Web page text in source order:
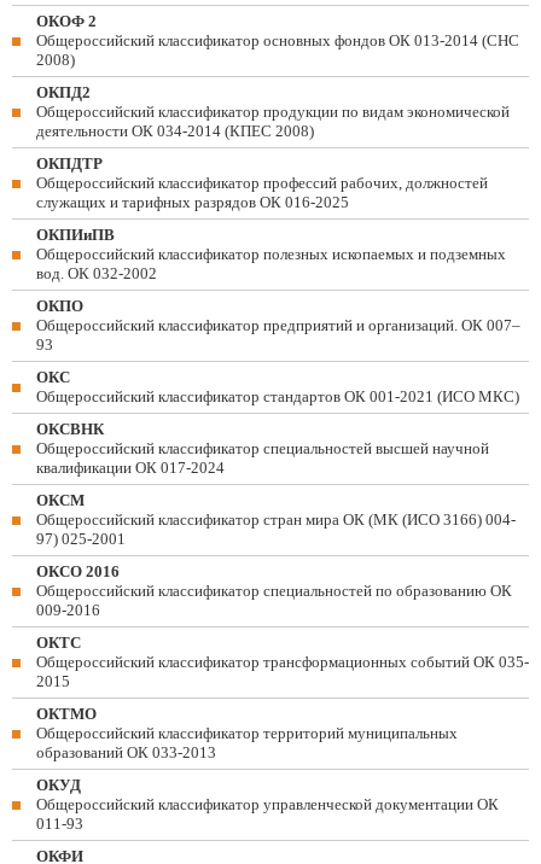
ОКОФ 2
Общероссийский классификатор основных фондов ОК 013-2014 (СНС
2008)
ОКПД2
Общероссийский классификатор продукции по видам экономической
деятельности ОК 034-2014 (КПЕС 2008)
ОКПДТР
Общероссийский классификатор профессий рабочих, должностей
служащих и тарифных разрядов ОК 016-2025
ОКПИиПВ
Общероссийский классификатор полезных ископаемых и подземных
вод. ОК 032-2002
ОКПО
Общероссийский классификатор предприятий и организаций. ОК 007–
93
ОКС
Общероссийский классификатор стандартов ОК 001-2021 (ИСО МКС)
ОКСВНК
Общероссийский классификатор специальностей высшей научной
квалификации ОК 017-2024
ОКСМ
Общероссийский классификатор стран мира ОК (МК (ИСО 3166) 004-
97) 025-2001
ОКСО 2016
Общероссийский классификатор специальностей по образованию ОК
009-2016
ОКТС
Общероссийский классификатор трансформационных событий ОК 035-
2015
ОКТМО
Общероссийский классификатор территорий муниципальных
образований ОК 033-2013
ОКУД
Общероссийский классификатор управленческой документации ОК
011-93
ОКФИ